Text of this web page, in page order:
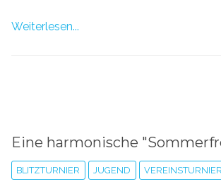
Weiterlesen...
Eine harmonische
BLITZTURNIER JUGEND VEREINSTURNIER